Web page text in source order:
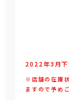
2022年3 月
※店舗の在庫
ますので予め